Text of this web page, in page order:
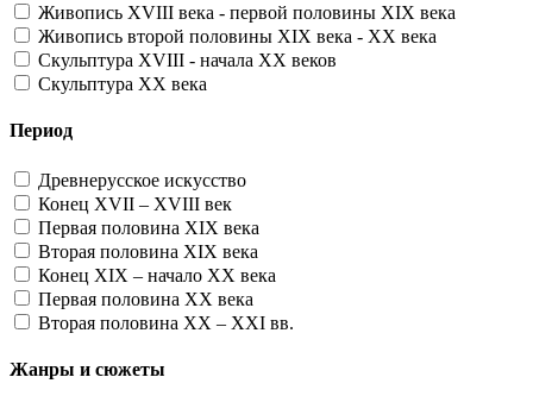
Живопись XVIII века - первой половины XIX века
Живопись второй половины XIX века - XX века
Скульптура XVIII - начала XX веков
Скульптура XX века
Период
Древнерусское искусство
Конец XVII – XVIII век
Первая половина XIX века
Вторая половина XIX века
Конец XIX – начало XX века
Первая половина XX века
Вторая половина XX – XXI вв.
Жанры и сюжеты